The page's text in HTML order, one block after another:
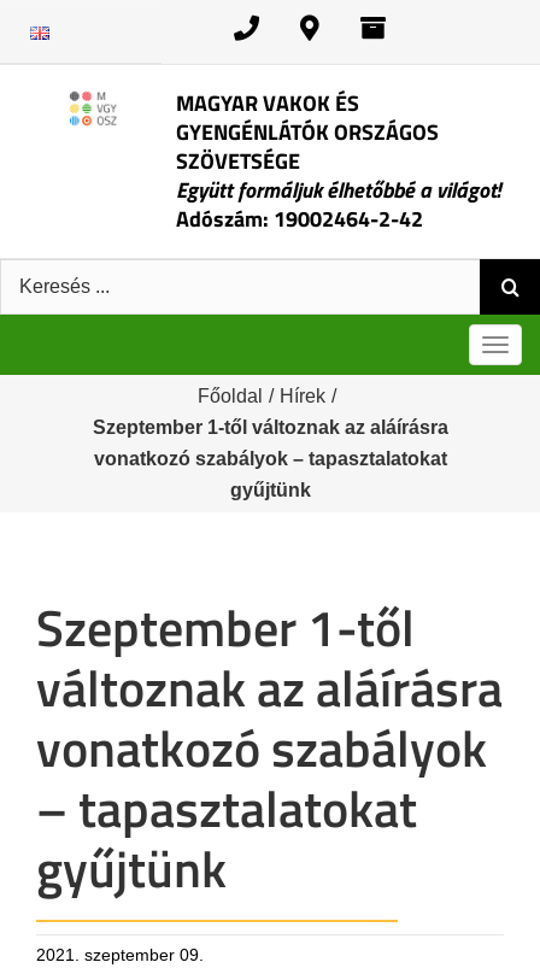
MAGYAR VAKOK ÉS
GYENGÉNLÁTÓK ORSZÁGOS
SZÖVETSÉGE
Együtt formáljuk élhetőbbé a világot!
Adószám: 19002464-2-42
Keresés:
Főoldal / Hírek /
Szeptember 1-től változnak az aláírásra
vonatkozó szabályok – tapasztalatokat
gyűjtünk
Szeptember 1-től
változnak az aláírásra
vonatkozó szabályok
– tapasztalatokat
gyűjtünk
2021. szeptember 09.